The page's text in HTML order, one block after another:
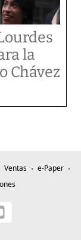
la
Chávez
Ventas
e-Paper